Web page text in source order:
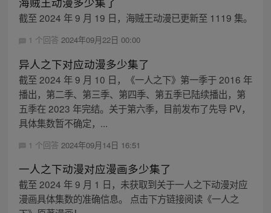
截至 2024 年 9 月 19 日，海贼王动漫已更新至 1119 集。
1 个回答 2024年09月22日 00:00
异人之下对应动漫多少集了
截至 2024 年 9 月 10 日，《一人之下》第一季于 2016 年
播出，第二季、第三季、第四季、第五季已陆续播出，第
五季在 2023 年完结。关于第六季，目前发布了先导 PV，
具体集数暂不确定，...
1 个回答 2024年09月14日 16:51
一人之下动漫对应漫画多少集了
截至 2024 年 9 月 1 日，未获取到关于一人之下动漫对应
漫画具体集数的准确信息。 点击下方链接阅读《一人之